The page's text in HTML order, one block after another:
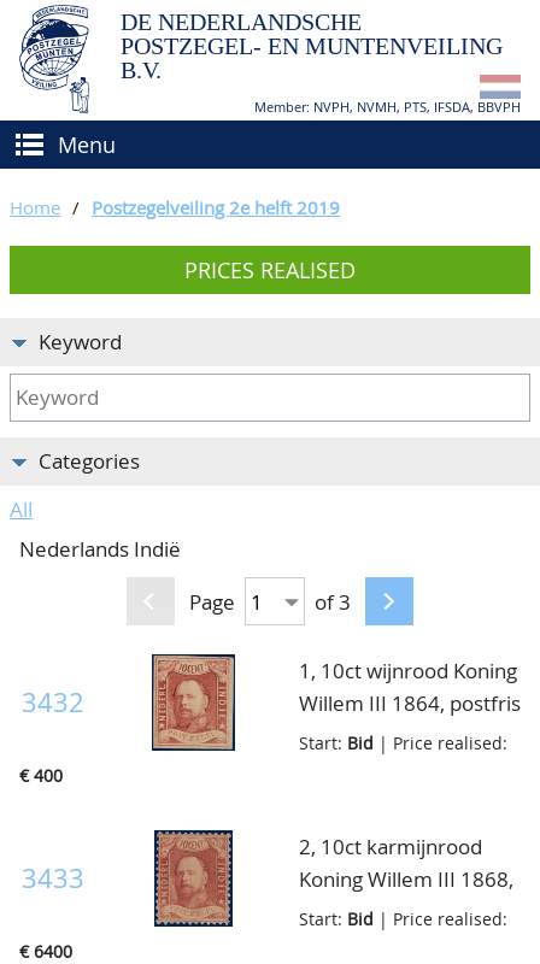
DE NEDERLANDSCHE
POSTZEGEL- EN MUNTENVEILING
B.V.
Member: NVPH, NVMH, PTS, IFSDA, BBVPH
Menu
BUY AND SELL
How to sell?
How to buy?
Conditions
BIDDING
APPRAISALS
CATALOGUE/RESULTS
CALENDAR
80 Years NPV
Home / Postzegelveiling 2e helft 2019
PRICES REALISED
Keyword
Categories
All
Nederlands Indië
Page
of 3
3432
1, 10ct wijnrood Koning
Willem III 1864, postfris
met volledige originele
uitgestreken vouwtje
overigens luxe ex.,
cert. NKD
Start: Bid | Price realised:
€ 400
3433
2, 10ct karmijnrood
Koning Willem III 1868,
postfris met volledige
Start: Bid | Price realised:
€ 6400